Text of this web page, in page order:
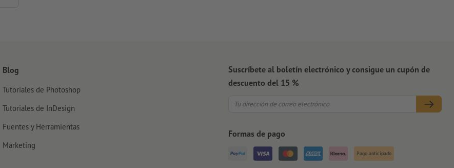
Blog
Tutoriales de Photoshop
Tutoriales de InDesign
Fuentes y Herramientas
Marketing
Suscríbete al boletín electrónico y consigue un cupón de
descuento del 15 %
Formas de pago
Pago anticipado